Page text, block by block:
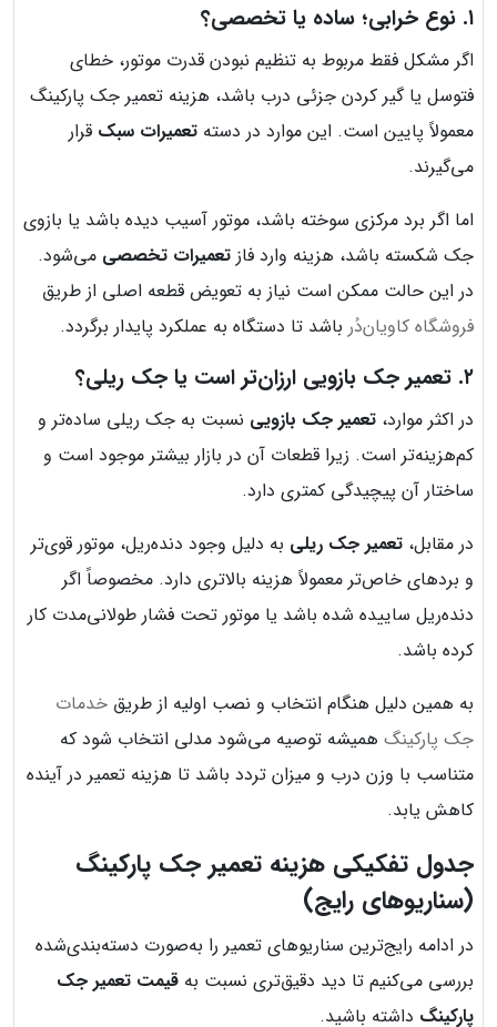
۱. نوع خرابی؛ ساده یا تخصصی؟
اگر مشکل فقط مربوط به تنظیم نبودن قدرت موتور، خطای
فتوسل یا گیر کردن جزئی درب باشد، هزینه تعمیر جک پارکینگ
معمولاً پایین است. این موارد در دسته تعمیرات سبک قرار
می‌گیرند.
اما اگر برد مرکزی سوخته باشد، موتور آسیب دیده باشد یا بازوی
جک شکسته باشد، هزینه وارد فاز تعمیرات تخصصی می‌شود.
در این حالت ممکن است نیاز به تعویض قطعه اصلی از طریق
فروشگاه کاویان‌دُر باشد تا دستگاه به عملکرد پایدار برگردد.
۲. تعمیر جک بازویی ارزان‌تر است یا جک ریلی؟
در اکثر موارد، تعمیر جک بازویی نسبت به جک ریلی ساده‌تر و
کم‌هزینه‌تر است. زیرا قطعات آن در بازار بیشتر موجود است و
ساختار آن پیچیدگی کمتری دارد.
در مقابل، تعمیر جک ریلی به دلیل وجود دنده‌ریل، موتور قوی‌تر
و بردهای خاص‌تر معمولاً هزینه بالاتری دارد. مخصوصاً اگر
دنده‌ریل ساییده شده باشد یا موتور تحت فشار طولانی‌مدت کار
کرده باشد.
به همین دلیل هنگام انتخاب و نصب اولیه از طریق خدمات
جک پارکینگ همیشه توصیه می‌شود مدلی انتخاب شود که
متناسب با وزن درب و میزان تردد باشد تا هزینه تعمیر در آینده
کاهش یابد.
جدول تفکیکی هزینه تعمیر جک پارکینگ
(سناریوهای رایج)
در ادامه رایج‌ترین سناریوهای تعمیر را به‌صورت دسته‌بندی‌شده
بررسی می‌کنیم تا دید دقیق‌تری نسبت به قیمت تعمیر جک
پارکینگ داشته باشید.